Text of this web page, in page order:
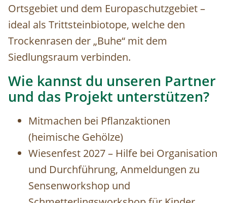
Ortsgebiet und dem Europaschutzgebiet –
ideal als Trittsteinbiotope, welche den
Trockenrasen der „Buhe“ mit dem
Siedlungsraum verbinden.
Wie kannst du unseren Partner
und das Projekt unterstützen?
Mitmachen bei Pflanzaktionen
(heimische Gehölze)
Wiesenfest 2027 – Hilfe bei Organisation
und Durchführung, Anmeldungen zu
Sensenworkshop und